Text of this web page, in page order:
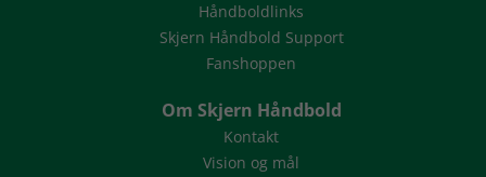
Håndboldlinks
Skjern Håndbold Support
Fanshoppen
Om Skjern Håndbold
Kontakt
Vision og mål